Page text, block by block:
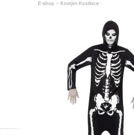
E-shop > Kostým Kostlivce